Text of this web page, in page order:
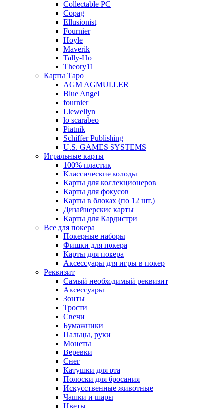
Collectable PC
Copag
Ellusionist
Fournier
Hoyle
Maverik
Tally-Ho
Theory11
Карты Таро
AGM AGMULLER
Blue Angel
fournier
Llewellyn
lo scarabeo
Piatnik
Schiffer Publishing
U.S. GAMES SYSTEMS
Игральные карты
100% пластик
Классические колоды
Карты для коллекционеров
Карты для фокусов
Карты в блоках (по 12 шт.)
Дизайнерские карты
Карты для Кардистри
Все для покера
Покерные наборы
Фишки для покера
Карты для покера
Аксессуары для игры в покер
Реквизит
Самый необходимый реквизит
Аксессуары
Зонты
Трости
Свечи
Бумажники
Пальцы, руки
Монеты
Веревки
Снег
Катушки для рта
Полоски для бросания
Искусственные животные
Чашки и шары
Цветы